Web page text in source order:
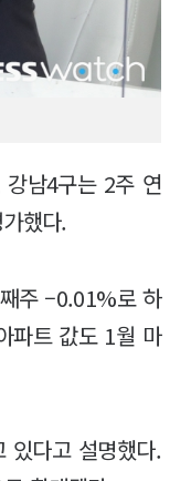
남4구는 2주 연
했다.
주 –0.01%로 하
파트 값도 1월 마
있다고 설명했다.